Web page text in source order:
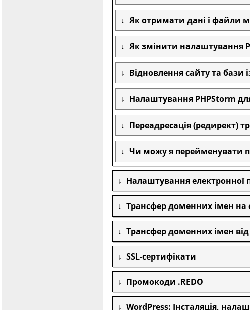
Як отримати дані і файли
Як змінити налаштування
Відновлення сайту та бази
Налаштування PHPStorm
Переадресація (редирект)
Чи можу я перейменувати
Налаштування електронної
Трансфер доменних імен на
Трансфер доменних імен від
SSL-сертифікати
Промокоди .REDO
WordPress: Інсталяція,